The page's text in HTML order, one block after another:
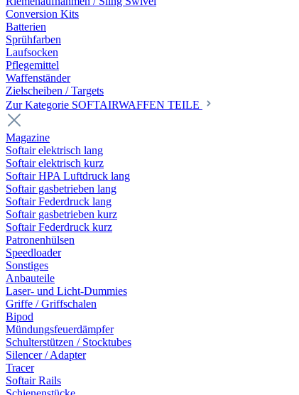
Conversion Kits
Batterien
Sprühfarben
Laufsocken
Pflegemittel
Waffenständer
Zielscheiben / Targets
Zur Kategorie SOFTAIRWAFFEN TEILE
Magazine
Softair elektrisch lang
Softair elektrisch kurz
Softair HPA Luftdruck lang
Softair gasbetrieben lang
Softair Federdruck lang
Softair gasbetrieben kurz
Softair Federdruck kurz
Patronenhülsen
Speedloader
Sonstiges
Anbauteile
Laser- und Licht-Dummies
Griffe / Griffschalen
Bipod
Mündungsfeuerdämpfer
Schulterstützen / Stocktubes
Silencer / Adapter
Tracer
Softair Rails